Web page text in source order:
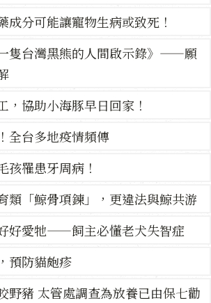
成分可能讓寵物生病或致死！
隻台灣黑熊的人間啟示錄》——願
，協助小海豚早日回家！
全台多地疫情頻傳
孩罹患牙周病！
類「鯨骨項鍊」，更違法與鯨共游
好愛牠——飼主必懂老犬失智症
預防貓皰疹
野豬 太管處調查為放養已由保七勸